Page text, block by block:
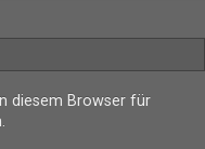
diesem Browser für